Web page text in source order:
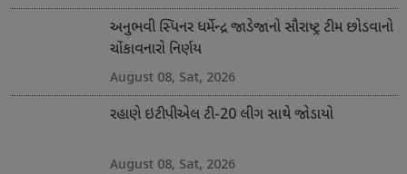
અનુભવી સ્પિનર ધર્મેન્દ્ર જાડેજાનો સૌરાષ્ટ્ર ટીમ છોડવાનો
ચોંકાવનારો નિર્ણય
August 08, Sat, 2026
રહાણે ઇટીપીએલ ટી-20 લીગ સાથે જોડાયો
August 08, Sat, 2026